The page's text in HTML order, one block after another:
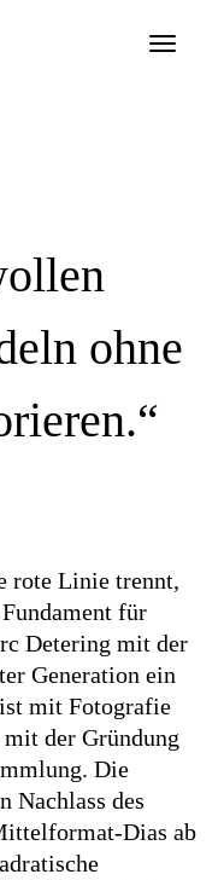
Toggle
ohne
rote Linie trennt,
für
Detering mit der
Generation ein
mit Fotografie
der Gründung
Die
Nachlass des
Dias ab